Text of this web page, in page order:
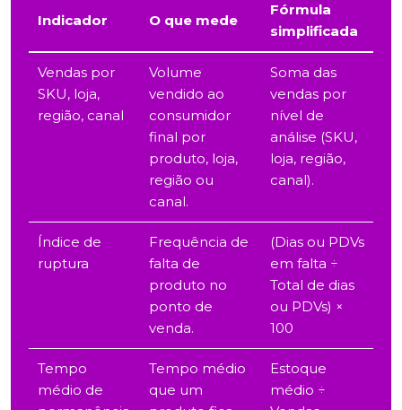
Indicador O que mede
Fórmula
simplificada
Vendas por
SKU, loja,
região, canal
Volume
vendido ao
consumidor
final por
produto, loja,
região ou
canal.
Soma das
vendas por
nível de
análise (SKU,
loja, região,
canal).
Índice de
ruptura
Frequência de
falta de
produto no
ponto de
venda.
(Dias ou PDVs
em falta ÷
Total de dias
ou PDVs) ×
100
Tempo
médio de
Tempo médio
que um
Estoque
médio ÷